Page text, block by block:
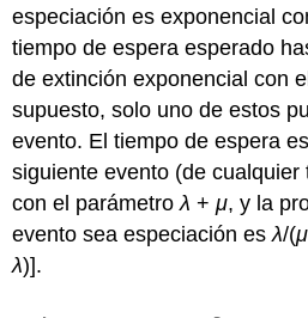
especiación es exponencial
tiempo de espera esperado
de extinción exponencial con
supuesto, solo uno de estos
evento. El tiempo de espera
siguiente evento (de cualquier
con el parámetroλ +μ, y la
evento sea especiación esλ/(μ
λ)].